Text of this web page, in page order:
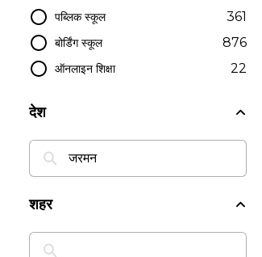
पब्लिक स्कूल 361
बोर्डिंग स्कूल 876
ऑनलाइन शिक्षा 22
देश
शहर